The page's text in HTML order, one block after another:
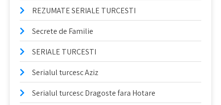
REZUMATE SERIALE TURCESTI
Secrete de Familie
SERIALE TURCESTI
Serialul turcesc Aziz
Serialul turcesc Dragoste fara Hotare